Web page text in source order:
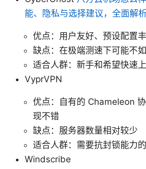
能、隐私与选择建议，全面解
优点：用户友好、预设配置
缺点：在极端测速下可能不
适合人群：新手和希望快速
VyprVPN
优点：自有的 Chameleon
现不错
缺点：服务器数量相对较少
适合人群：需要抗封锁能力
Windscribe